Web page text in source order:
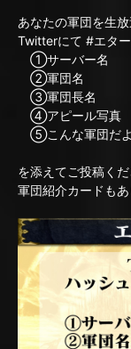
あなたの軍団を生
Twitterにて #エタ
①サーバー名
②軍団名
③軍団長名
④アピール写真
⑤こんな軍団だよ
を添えてご投稿くだ
軍団紹介カードも